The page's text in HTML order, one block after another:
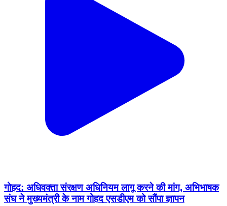
गोहद: अधिवक्ता संरक्षण अधिनियम लागू करने की मांग, अभिभाषक
संघ ने मुख्यमंत्री के नाम गोहद एसडीएम को सौंपा ज्ञापन